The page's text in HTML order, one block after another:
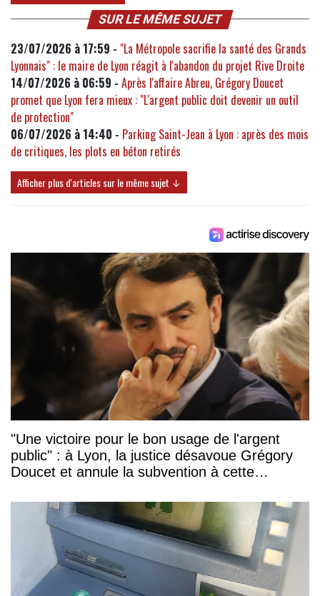
SUR LE MÊME SUJET
23/07/2026 à 17:59 - "La Métropole sacrifie la santé des Grands
Lyonnais" : le maire de Lyon réagit à l'abandon du projet Rive Droite
14/07/2026 à 06:59 - Après l'affaire Abreu, Grégory Doucet
promet que Lyon fera mieux : "L'argent public doit devenir un outil
de protection"
06/07/2026 à 14:40 - Parking Saint-Jean à Lyon : après des mois
de critiques, les plots en béton retirés
Afficher plus d'articles sur le même sujet ↓
"Une victoire pour le bon usage de l'argent
public" : à Lyon, la justice désavoue Grégory
Doucet et annule la subvention à cette